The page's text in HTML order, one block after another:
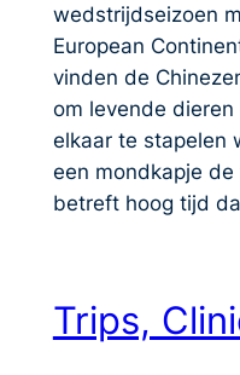
wedstrijdseizoen
European
vinden de
om levende
elkaar te stapelen
een mondkapje
betreft hoog tijd
Trips,